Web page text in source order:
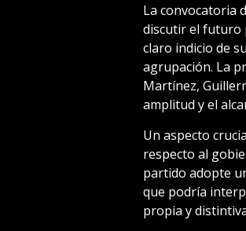
La convocatoria
discutir el futuro
claro indicio de
agrupación. La
Martínez,
amplitud y el
Un aspecto
respecto al
partido adopte
que podría
propia y